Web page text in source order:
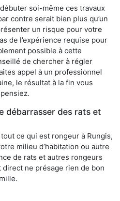
soi-même ces travaux
contre serait bien plus qu’un
un risque pour votre
de l’expérience requise pour
possible à cette
de chercher à régler
appel à un professionnel
le résultat à la fin vous
débarrasser des rats et
tout ce qui est rongeur à Rungis,
milieu d’habitation ou autre
de rats et autres rongeurs
ne présage rien de bon